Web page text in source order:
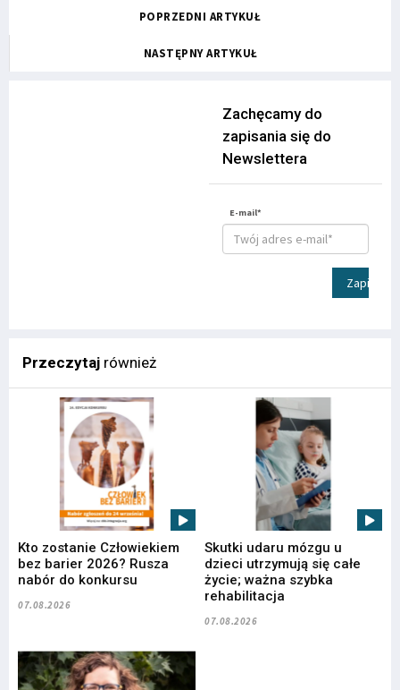
POPRZEDNI ARTYKUŁ
NASTĘPNY ARTYKUŁ
Zachęcamy do
zapisania się do
Newslettera
E-mail*
Zapisz
Przeczytaj również
Kto zostanie Człowiekiem
bez barier 2026? Rusza
nabór do konkursu
07.08.2026
Skutki udaru mózgu u
dzieci utrzymują się całe
życie; ważna szybka
rehabilitacja
07.08.2026